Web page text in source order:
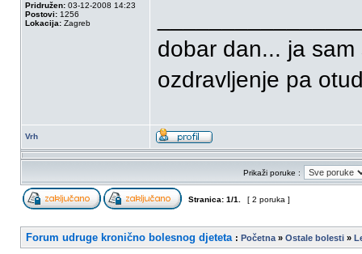
Pridružen: 03-12-2008 14:23
Postovi: 1256
Lokacija: Zagreb
dobar dan... ja
ozdravljenje pa
Vrh
Prikaži poruke :
Stranica: 1/1 [ 2 poruka ]
Forum udruge kronično bolesnog djeteta : Početna » Ostale bolesti »